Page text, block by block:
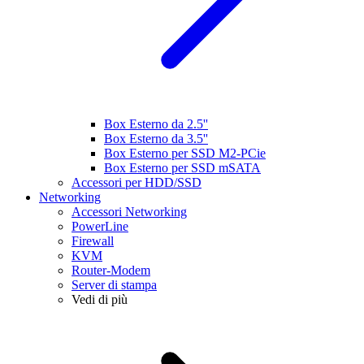
Box Esterno da 2.5''
Box Esterno da 3.5''
Box Esterno per SSD M2-PCie
Box Esterno per SSD mSATA
Accessori per HDD/SSD
Networking
Accessori Networking
PowerLine
Firewall
KVM
Router-Modem
Server di stampa
Vedi di più